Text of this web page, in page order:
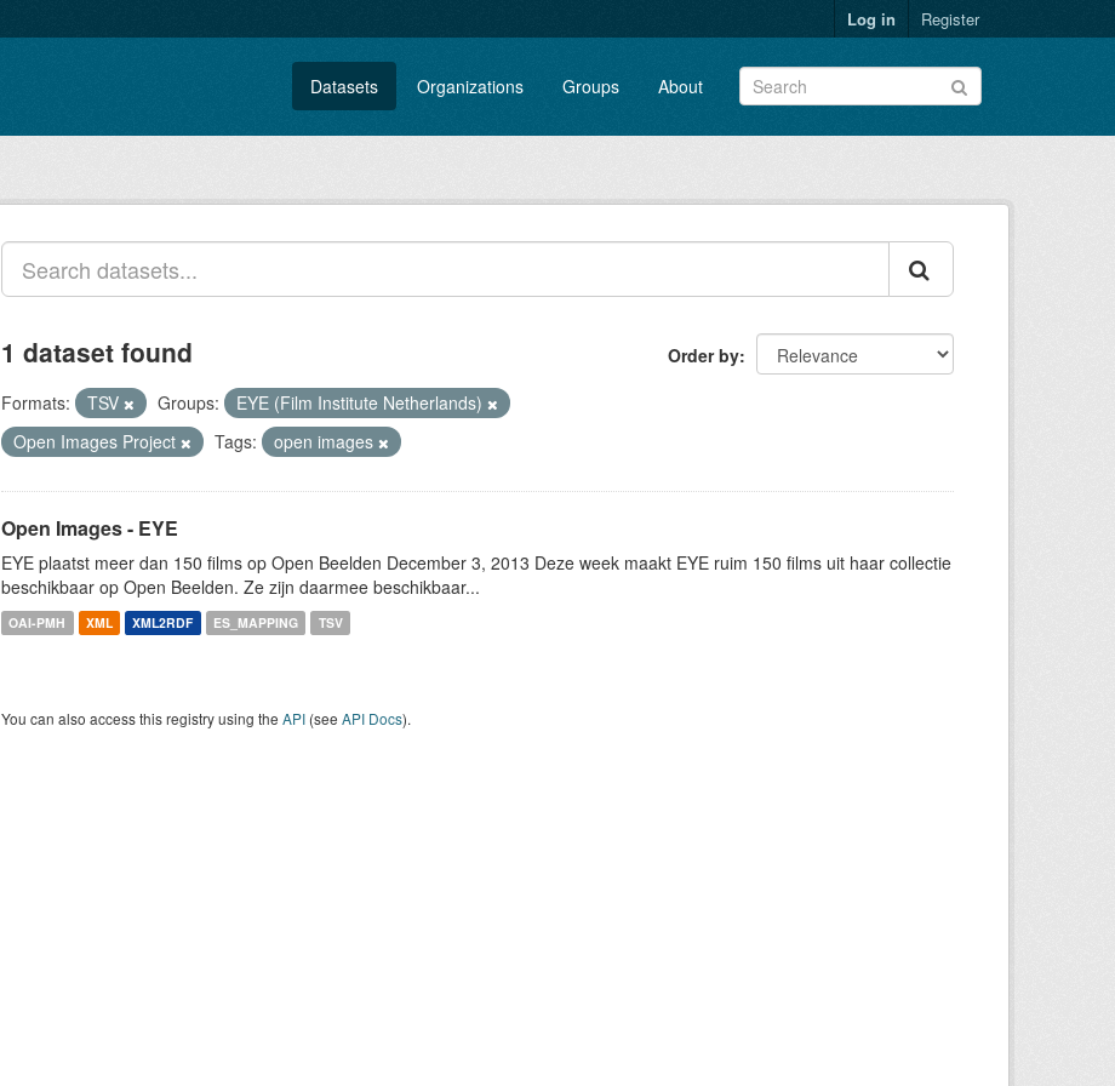
Log in Register
Datasets Organizations Groups About
Order by
1 dataset found
Formats: TSV Groups:
EYE (Film Institute Netherlands)
Open Images Project
Tags: open images
Open Images - EYE
EYE plaatst meer dan 150 films op Open Beelden December 3, 2013 Deze week maakt EYE ruim 150 films uit haar collectie
beschikbaar op Open Beelden. Ze zijn daarmee beschikbaar...
OAI-PMH XML XML2RDF ES_MAPPING TSV
You can also access this registry using the API (see API Docs).